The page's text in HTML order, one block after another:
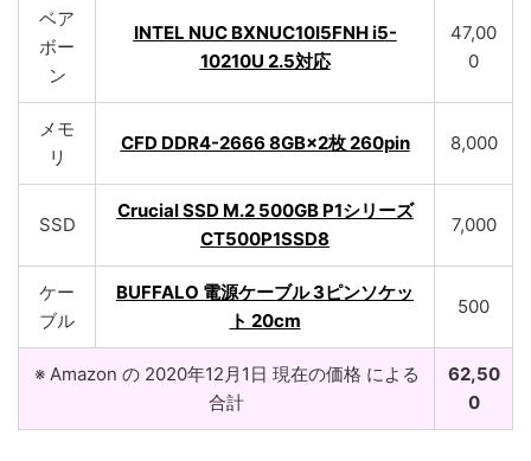
ベア
ボー
ン
INTEL NUC BXNUC10I5FNH i5-
10210U 2.5対応
47,00
0
メモ
リ
CFD DDR4-2666 8GB×2枚 260pin 8,000
SSD
Crucial SSD M.2 500GB P1シリーズ
CT500P1SSD8
7,000
ケー
ブル
BUFFALO 電源ケーブル 3ピンソケッ
ト 20cm
500
※ Amazon の 2020年12月1日 現在の価格 による
合計
62,50
0